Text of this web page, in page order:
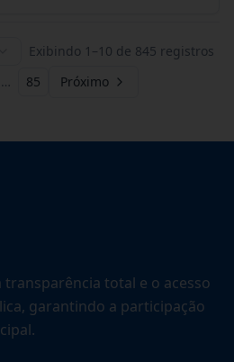
Exibindo 1 –10 de 845 registros
… 85 Próximo
total e o acesso
garantindo a participação